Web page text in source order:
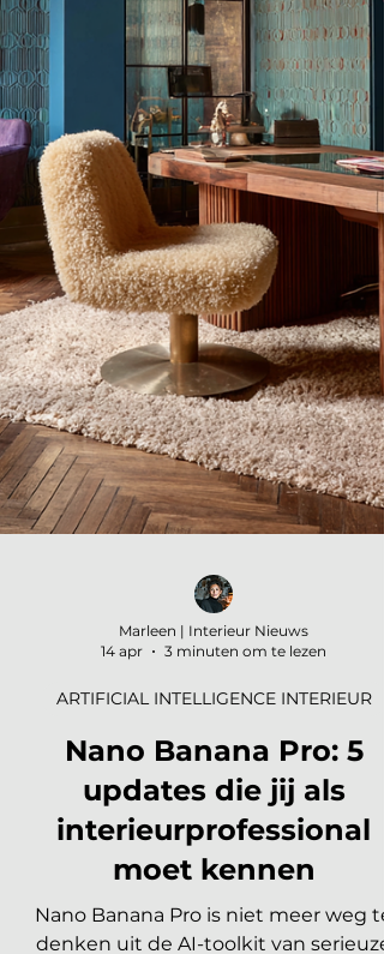
Marleen | Interieur Nieuws
14 apr
3 minuten om te lezen
ARTIFICIAL INTELLIGENCE INTERIEUR
Nano Banana Pro: 5
interieurprofessional